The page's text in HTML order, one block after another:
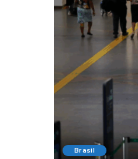
Brasil